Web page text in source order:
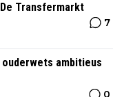
Transfermarkt
7
ambitieus
0